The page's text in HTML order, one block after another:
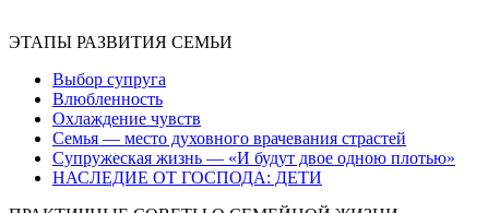
ЭТАПЫ РАЗВИТИЯ СЕМЬИ
Выбор супруга
Влюбленность
Охлаждение чувств
Семья — место духовного врачевания страстей
Супружеская жизнь — «И будут двое одною плотью»
НАСЛЕДИЕ ОТ ГОСПОДА: ДЕТИ